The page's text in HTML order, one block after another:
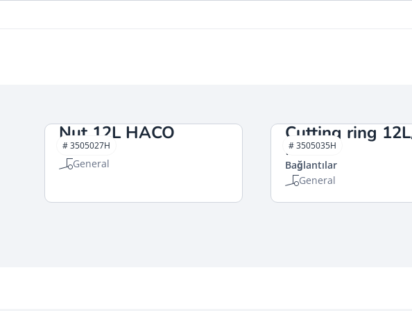
Nut 12L HACO
Bağlantılar
General
# 3505027H
Cutting ring
HACO
Bağlantılar
General
# 3505035H